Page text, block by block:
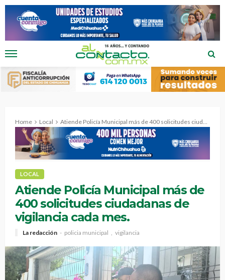
Home Local Atiende Policía Municipal más de 400 solicitudes ciudadanas de vigilancia cada mes.
LOCAL
Atiende Policía Municipal más de
400 solicitudes ciudadanas de
vigilancia cada mes.
La redacción policia municipal vigilancia